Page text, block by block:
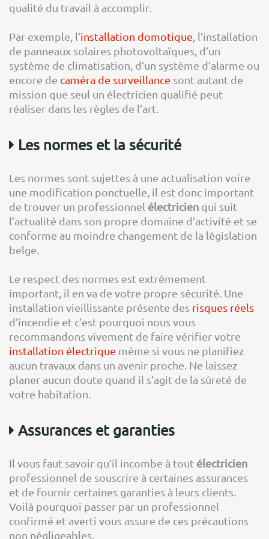
qualité du travail à accomplir.
Par exemple, l’installation domotique , l’installation
de panneaux solaires photovoltaïques, d’un
système de climatisation, d’un système d’alarme ou
encore de caméra de surveillance sont autant de
mission que seul un électricien qualifié peut
réaliser dans les règles de l’art.
Les normes et la sécurité
Les normes sont sujettes à une actualisation voire
une modification ponctuelle, il est donc important
de trouver un professionnel électricien qui suit
l’actualité dans son propre domaine d’activité et se
conforme au moindre changement de la législation
belge.
Le respect des normes est extrêmement
important, il en va de votre propre sécurité. Une
installation vieillissante présente des risques réels
d’incendie et c’est pourquoi nous vous
recommandons vivement de faire vérifier votre
installation électrique même si vous ne planifiez
aucun travaux dans un avenir proche. Ne laissez
planer aucun doute quand il s’agit de la sûreté de
votre habitation.
Assurances et garanties
Il vous faut savoir qu’il incombe à tout électricien
professionnel de souscrire à certaines assurances
et de fournir certaines garanties à leurs clients.
Voilà pourquoi passer par un professionnel
confirmé et averti vous assure de ces précautions
non négligeables.